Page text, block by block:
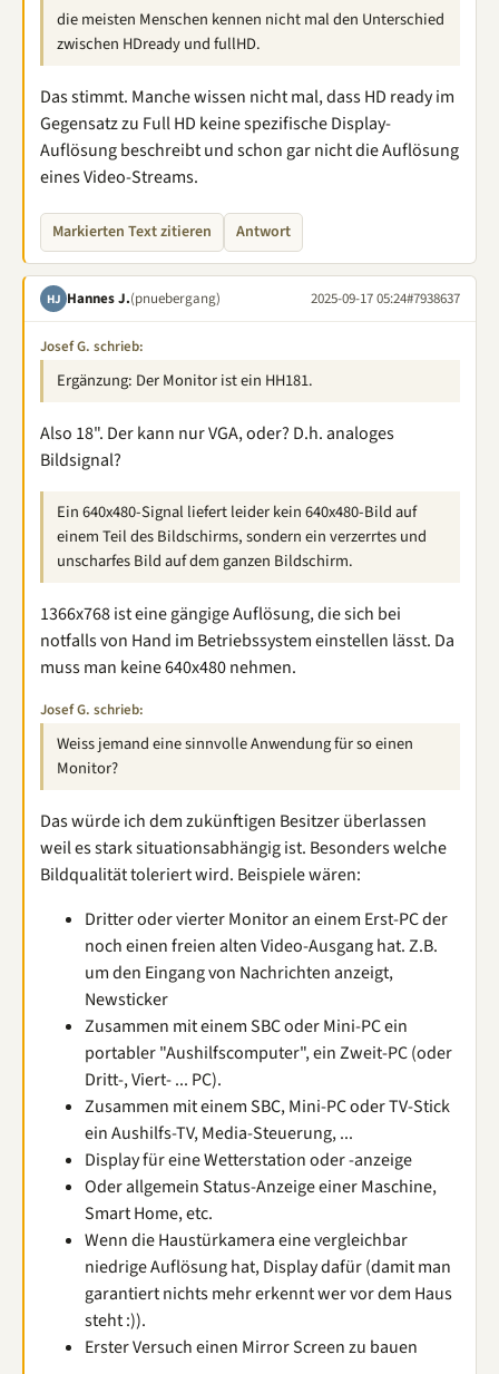
die meisten Menschen kennen nicht mal den Unterschied
zwischen HDready und fullHD.
Das stimmt. Manche wissen nicht mal, dass HD ready im
Gegensatz zu Full HD keine spezifische Display-
Auflösung beschreibt und schon gar nicht die Auflösung
eines Video-Streams.
Markierten Text zitieren Antwort
HJ Hannes J.(pnuebergang) 2025-09-17 05:24#7938637
Josef G. schrieb:
Ergänzung: Der Monitor ist ein HH181.
Also 18". Der kann nur VGA, oder? D.h. analoges
Bildsignal?
Ein 640x480-Signal liefert leider kein 640x480-Bild auf
einem Teil des Bildschirms, sondern ein verzerrtes und
unscharfes Bild auf dem ganzen Bildschirm.
1366x768 ist eine gängige Auflösung, die sich bei
notfalls von Hand im Betriebssystem einstellen lässt. Da
muss man keine 640x480 nehmen.
Josef G. schrieb:
Weiss jemand eine sinnvolle Anwendung für so einen
Monitor?
Das würde ich dem zukünftigen Besitzer überlassen
weil es stark situationsabhängig ist. Besonders welche
Bildqualität toleriert wird. Beispiele wären:
Dritter oder vierter Monitor an einem Erst-PC der
noch einen freien alten Video-Ausgang hat. Z.B.
um den Eingang von Nachrichten anzeigt,
Newsticker
Zusammen mit einem SBC oder Mini-PC ein
portabler "Aushilfscomputer", ein Zweit-PC (oder
Dritt-, Viert- ... PC).
Zusammen mit einem SBC, Mini-PC oder TV-Stick
ein Aushilfs-TV, Media-Steuerung, ...
Display für eine Wetterstation oder -anzeige
Oder allgemein Status-Anzeige einer Maschine,
Smart Home, etc.
Wenn die Haustürkamera eine vergleichbar
niedrige Auflösung hat, Display dafür (damit man
garantiert nichts mehr erkennt wer vor dem Haus
steht :)).
Erster Versuch einen Mirror Screen zu bauen